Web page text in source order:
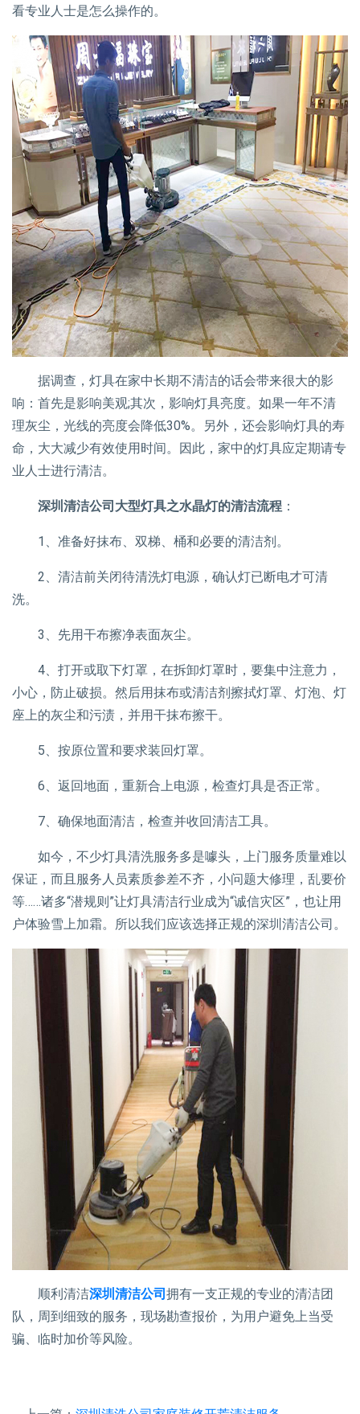
看专业人士是怎么操作的。
据调查，灯具在家中长期不清洁的话会带来很大的影
响：首先是影响美观;其次，影响灯具亮度。如果一年不清
理灰尘，光线的亮度会降低30%。另外，还会影响灯具的寿
命，大大减少有效使用时间。因此，家中的灯具应定期请专
业人士进行清洁。
深圳清洁公司大型灯具之水晶灯的清洁流程 ：
1、准备好抹布、双梯、桶和必要的清洁剂。
2、清洁前关闭待清洗灯电源，确认灯已断电才可清
洗。
3、先用干布擦净表面灰尘。
4、打开或取下灯罩，在拆卸灯罩时，要集中注意力，
小心，防止破损。然后用抹布或清洁剂擦拭灯罩、灯泡、灯
座上的灰尘和污渍，并用干抹布擦干。
5、按原位置和要求装回灯罩。
6、返回地面，重新合上电源，检查灯具是否正常。
7、确保地面清洁，检查并收回清洁工具。
如今，不少灯具清洗服务多是噱头，上门服务质量难以
保证，而且服务人员素质参差不齐，小问题大修理，乱要价
等……诸多“潜规则”让灯具清洁行业成为“诚信灾区”，也让用
户体验雪上加霜。所以我们应该选择正规的深圳清洁公司。
顺利清洁深圳清洁公司拥有一支正规的专业的清洁团
队，周到细致的服务，现场勘查报价，为用户避免上当受
骗、临时加价等风险。